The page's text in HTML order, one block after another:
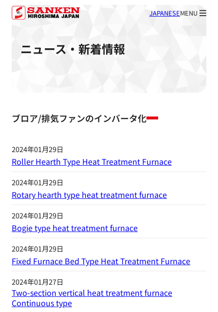
JAPANESEMENU
ニュース・新着情報
ブロア/排気ファンのインバータ化
2024年01月29日
Roller Hearth Type Heat Treatment Furnace
2024年01月29日
Rotary hearth type heat treatment furnace
2024年01月29日
Bogie type heat treatment furnace
2024年01月29日
Fixed Furnace Bed Type Heat Treatment Furnace
2024年01月27日
Two-section vertical heat treatment furnace
Continuous type